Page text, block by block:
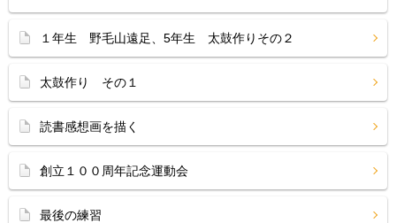
１年生 野毛山遠足、5年生 太鼓作りその２
太鼓作り その１
読書感想画を描く
創立１００周年記念運動会
最後の練習